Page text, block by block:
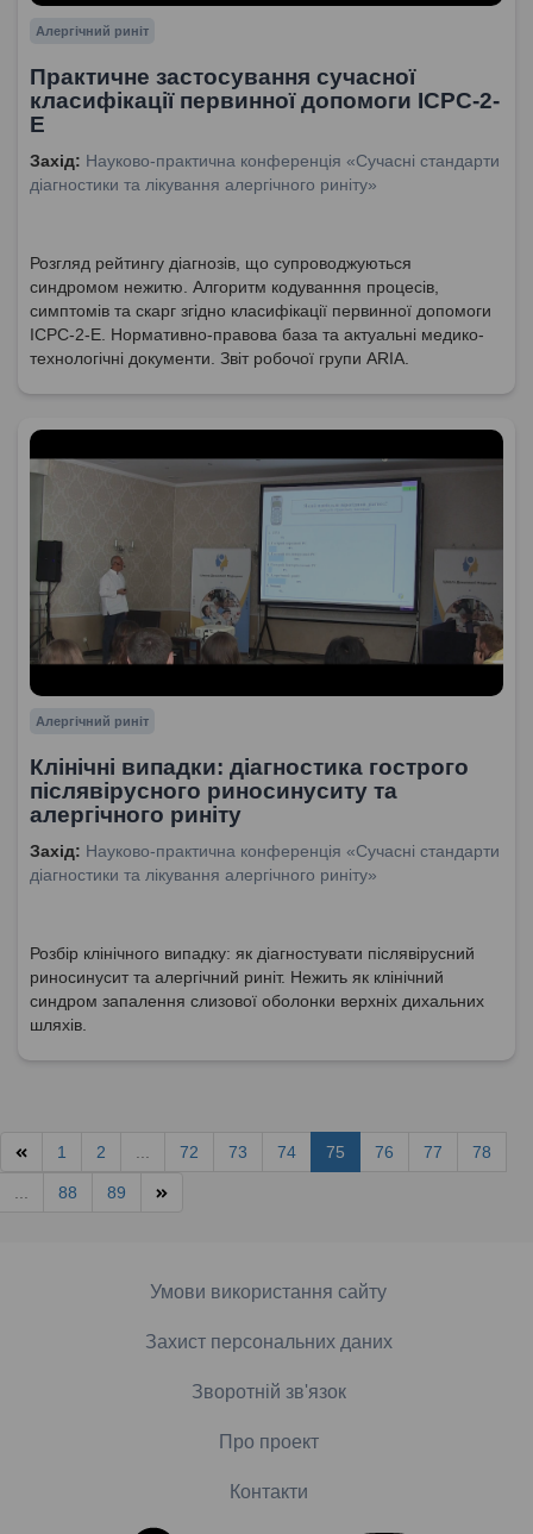
Алергічний риніт
Практичне застосування сучасної
класифікації первинної допомоги ICPC-2-
E
Захід: Науково-практична конференція «Сучасні стандарти
діагностики та лікування алергічного риніту»
Розгляд рейтингу діагнозів, що супроводжуються
синдромом нежитю. Алгоритм кодуванння процесів,
симптомів та скарг згідно класифікації первинної допомоги
ІСРС-2-Е. Нормативно-правова база та актуальні медико-
технологічні документи. Звіт робочої групи ARIA.
Алергічний риніт
Клінічні випадки: діагностика гострого
післявірусного риносинуситу та
алергічного риніту
Захід: Науково-практична конференція «Сучасні стандарти
діагностики та лікування алергічного риніту»
Розбір клінічного випадку: як діагностувати післявірусний
риносинусит та алергічний риніт. Нежить як клінічний
синдром запалення слизової оболонки верхніх дихальних
шляхів.
1 2 72 73 74 75 76 77 78
88 89
Умови використання сайту
Захист персональних даних
Зворотній зв'язок
Про проект
Контакти